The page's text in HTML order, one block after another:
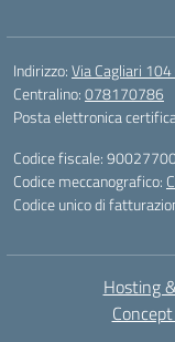
Indirizzo:Via Cagliari
Centralino:078170786
Posta elettronica
Codice fiscale:
Codice meccanografico:
Codice unico di
Hosting